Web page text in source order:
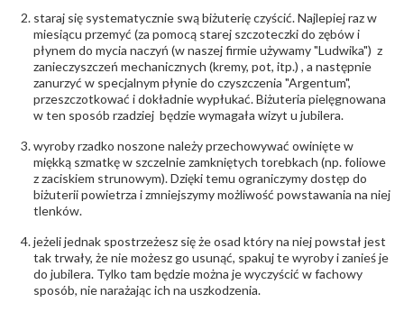
staraj się systematycznie swą biżuterię czyścić. Najlepiej raz w
miesiącu przemyć (za pomocą starej szczoteczki do zębów i
płynem do mycia naczyń (w naszej firmie używamy "Ludwika") z
zanieczyszczeń mechanicznych (kremy, pot, itp.) , a następnie
zanurzyć w specjalnym płynie do czyszczenia "Argentum",
przeszczotkować i dokładnie wypłukać. Biżuteria pielęgnowana
w ten sposób rzadziej będzie wymagała wizyt u jubilera.
wyroby rzadko noszone należy przechowywać owinięte w
miękką szmatkę w szczelnie zamkniętych torebkach (np. foliowe
z zaciskiem strunowym). Dzięki temu ograniczymy dostęp do
biżuterii powietrza i zmniejszymy możliwość powstawania na niej
tlenków.
jeżeli jednak spostrzeżesz się że osad który na niej powstał jest
tak trwały, że nie możesz go usunąć, spakuj te wyroby i zanieś je
do jubilera. Tylko tam będzie można je wyczyścić w fachowy
sposób, nie narażając ich na uszkodzenia.